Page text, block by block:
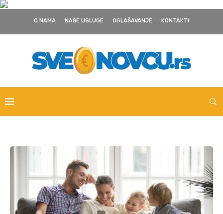
O NAMA NAŠE USLUGE OGLAŠAVANJE KONTAKTI